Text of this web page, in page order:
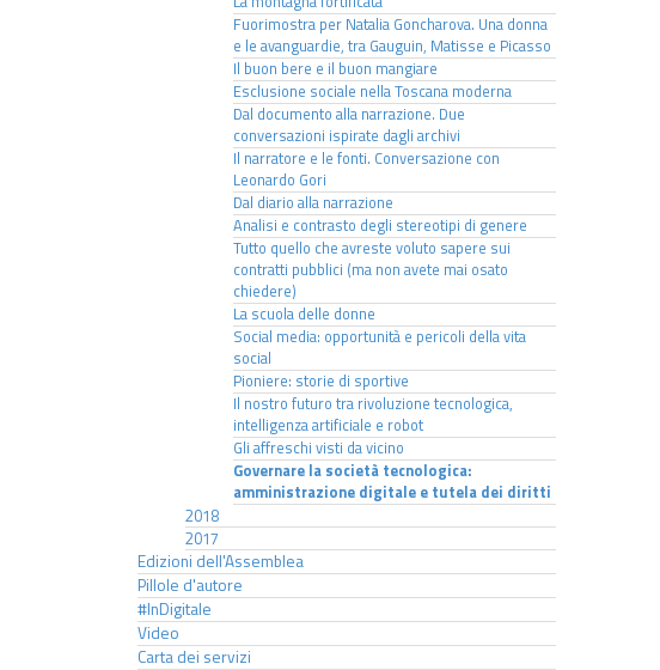
Fuorimostra per Natalia Goncharova. Una donna
e le avanguardie, tra Gauguin, Matisse e Picasso
Il buon bere e il buon mangiare
Esclusione sociale nella Toscana moderna
Dal documento alla narrazione. Due
conversazioni ispirate dagli archivi
Il narratore e le fonti. Conversazione con
Leonardo Gori
Dal diario alla narrazione
Analisi e contrasto degli stereotipi di genere
Tutto quello che avreste voluto sapere sui
contratti pubblici (ma non avete mai osato
chiedere)
La scuola delle donne
Social media: opportunità e pericoli della vita
social
Pioniere: storie di sportive
Il nostro futuro tra rivoluzione tecnologica,
intelligenza artificiale e robot
Gli affreschi visti da vicino
Governare la società tecnologica:
amministrazione digitale e tutela dei diritti
2018
2017
Edizioni dell'Assemblea
Pillole d'autore
#InDigitale
Video
Carta dei servizi